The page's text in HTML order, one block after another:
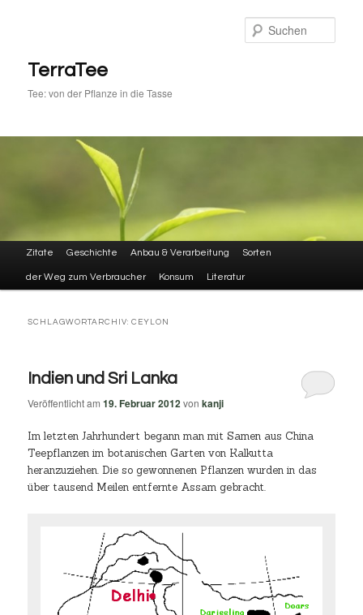
springen
springen
TerraTee
Tee: von der Pflanze in die Tasse
Hauptmenü
Zitate Geschichte Anbau & Verarbeitung Sorten
der Weg zum Verbraucher Konsum Literatur
SCHLAGWORTARCHIV:CEYLON
Indien und Sri Lanka
Veröffentlicht am19. Februar 2012vonkanji
Im letzten Jahrhundert begann man mit Samen aus China
Teepflanzen im botanischen Garten von Kalkutta
heranzuziehen. Die so gewonnenen Pflanzen wurden in das
über tausend Meilen entfernte Assam gebracht.